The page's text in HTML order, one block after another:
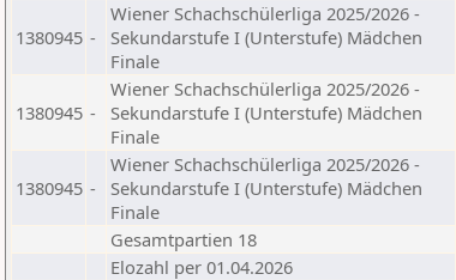
1380945 -
Wiener Schachschülerliga 2025/2026 -
Sekundarstufe I (Unterstufe) Mädchen
Finale
1380945 -
Wiener Schachschülerliga 2025/2026 -
Sekundarstufe I (Unterstufe) Mädchen
Finale
1380945 -
Wiener Schachschülerliga 2025/2026 -
Sekundarstufe I (Unterstufe) Mädchen
Finale
Gesamtpartien 18
Elozahl per 01.04.2026